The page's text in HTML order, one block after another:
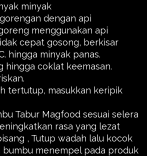
minyak
dengan api
menggunakan api
cepat gosong, berkisar
hingga minyak panas.
hingga coklat keemasan.
tertutup, masukkan keripik
Tabur Magfood sesuai selera
rasa yang lezat
, Tutup wadah lalu kocok
bumbu menempel pada produk